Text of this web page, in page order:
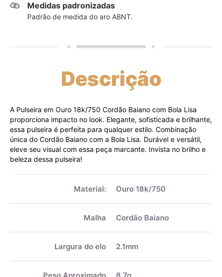
Medidas padronizadas
Padrão de medida do aro ABNT.
Descrição
A Pulseira em Ouro 18k/750 Cordão Baiano com Bola Lisa
proporciona impacto no look. Elegante, sofisticada e brilhante,
essa pulseira é perfeita para qualquer estilo. Combinação
única do Cordão Baiano com a Bola Lisa. Durável e versátil,
eleve seu visual com essa peça marcante. Invista no brilho e
beleza dessa pulseira!
Material: Ouro 18k/750
Malha Cordão Baiano
Largura do elo 2.1mm